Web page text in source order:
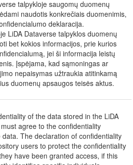
talpykloje saugomų duomenų
naudotis konkrečiais duomenimis,
deklaracija.
LiDA Dataverse talpyklos duomenų
bet kokios informacijos, prie kurios
jei ši informacija leistų
Įspėjama, kad sąmoningas ar
nepaisymas užtraukia atitinkamą
duomenų apsaugos teisės aktus.
of the data stored in the LiDA
agree to the confidentiality
The declaration of confidentiality
users to protect the confidentiality
have been granted access, if this